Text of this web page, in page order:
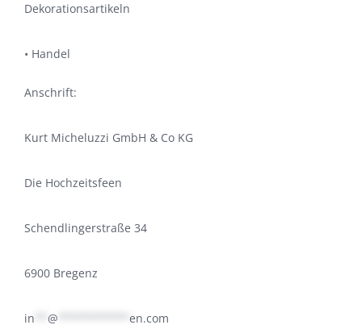
Dekorationsartikeln
• Handel
Anschrift:
Kurt Micheluzzi GmbH & Co KG
Die Hochzeitsfeen
Schendlingerstraße 34
6900 Bregenz
in @ en.com